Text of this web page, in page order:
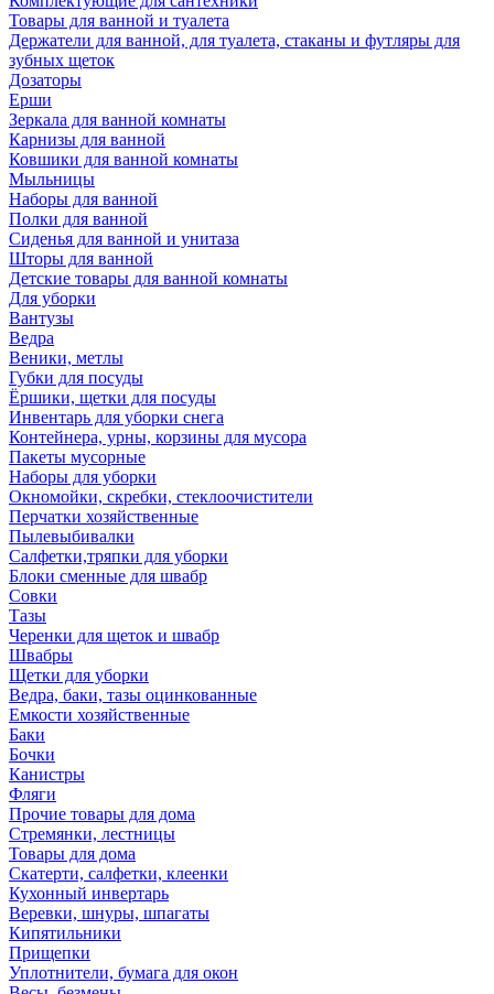
Товары для ванной и туалета
Держатели для ванной, для туалета, стаканы и футляры для
зубных щеток
Дозаторы
Ерши
Зеркала для ванной комнаты
Карнизы для ванной
Ковшики для ванной комнаты
Мыльницы
Наборы для ванной
Полки для ванной
Сиденья для ванной и унитаза
Шторы для ванной
Детские товары для ванной комнаты
Для уборки
Вантузы
Ведра
Веники, метлы
Губки для посуды
Ёршики, щетки для посуды
Инвентарь для уборки снега
Контейнера, урны, корзины для мусора
Пакеты мусорные
Наборы для уборки
Окномойки, скребки, стеклоочистители
Перчатки хозяйственные
Пылевыбивалки
Салфетки,тряпки для уборки
Блоки сменные для швабр
Совки
Тазы
Черенки для щеток и швабр
Швабры
Щетки для уборки
Ведра, баки, тазы оцинкованные
Емкости хозяйственные
Баки
Бочки
Канистры
Фляги
Прочие товары для дома
Стремянки, лестницы
Товары для дома
Скатерти, салфетки, клеенки
Кухонный инвертарь
Веревки, шнуры, шпагаты
Кипятильники
Прищепки
Уплотнители, бумага для окон